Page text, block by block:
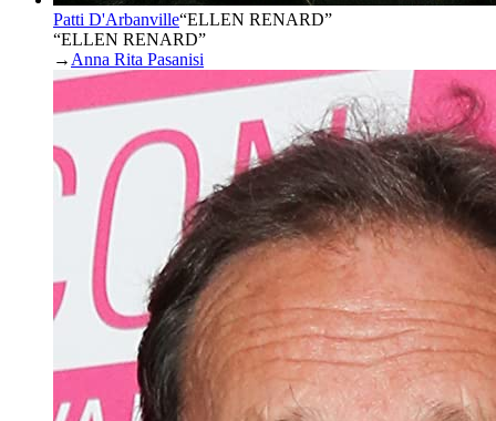
Patti D'Arbanville“ELLEN RENARD”
“ELLEN RENARD”
→ Anna Rita Pasanisi